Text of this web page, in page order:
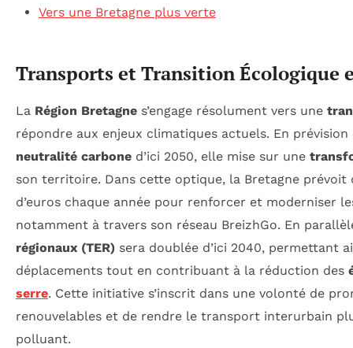
Vers une Bretagne plus verte
Transports et Transition Écologique
La Région Bretagne s’engage résolument vers une
répondre aux enjeux climatiques actuels. En prévision
neutralité carbone d’ici 2050, elle mise sur une
son territoire. Dans cette optique, la Bretagne prévoit
d’euros chaque année pour renforcer et moderniser
notamment à travers son réseau BreizhGo. En
régionaux (TER) sera doublée d’ici 2040, permettant
déplacements tout en contribuant à la réduction des
serre. Cette initiative s’inscrit dans une volonté de
renouvelables et de rendre le transport interurbain
polluant.